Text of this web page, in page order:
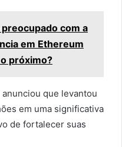
com a
em Ethereum
próximo?
anunciou que levantou
em uma significativa
de fortalecer suas